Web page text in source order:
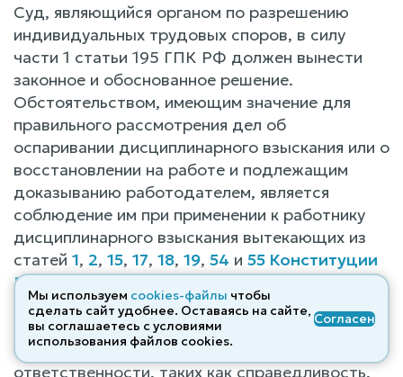
Суд, являющийся органом по разрешению
индивидуальных трудовых споров, в силу
части 1 статьи 195 ГПК РФ должен вынести
законное и обоснованное решение.
Обстоятельством, имеющим значение для
правильного рассмотрения дел об
оспаривании дисциплинарного взыскания или о
восстановлении на работе и подлежащим
доказыванию работодателем, является
соблюдение им при применении к работнику
дисциплинарного взыскания вытекающих из
статей 1, 2, 15, 17, 18, 19, 54 и 55 Конституции
Российской Федерациии признаваемых
Российской Федерацией как правовым
государством общих принципов юридической,
а, следовательно, и дисциплинарной
ответственности, таких как справедливость,
Мы используем cookies-файлы чтобы
сделать сайт удобнее. Оставаясь на сайте,
вы соглашаетесь с условиями
использования файлов cооkies.
Согласен